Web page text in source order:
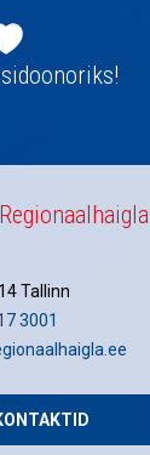
Tallinn
3001